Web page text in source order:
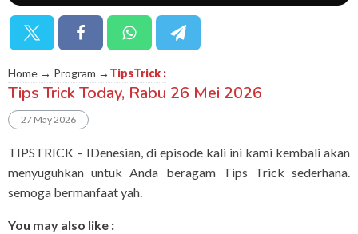
Home → Program → TipsTrick :
Tips Trick Today, Rabu 26 Mei 2026
27 May 2026
TIPSTRICK – IDenesian, di episode kali ini kami kembali akan
menyuguhkan untuk Anda beragam Tips Trick sederhana.
semoga bermanfaat yah.
You may also like :